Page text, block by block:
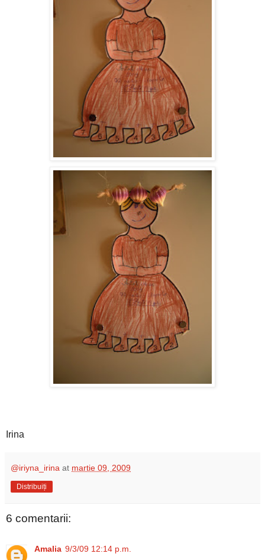
Irina
@iriyna_irina at martie 09, 2009
Distribuiți
6 comentarii:
Amalia 9/3/09 12:14 p.m.